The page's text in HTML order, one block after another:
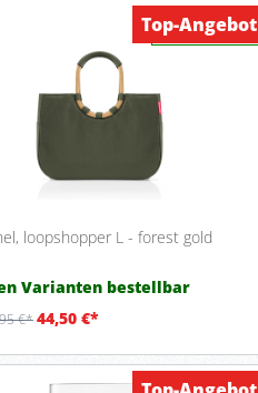
loopshopper L - forest gold
Varianten bestellbar
€*44,50 €*
Verfügbar
Top-Angebot